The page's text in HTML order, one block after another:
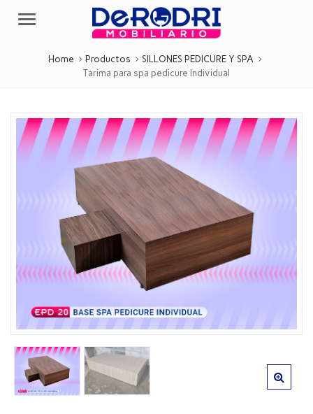
Menu
Home Productos
SILLONES PEDICURE Y SPA
Tarima para spa pedicure Individual